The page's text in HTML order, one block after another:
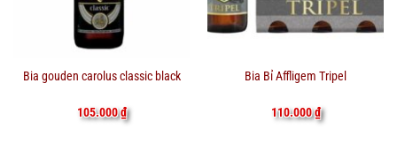
Bia gouden carolus classic black
105.000₫
Bia Bỉ Affligem Tripel
110.000₫